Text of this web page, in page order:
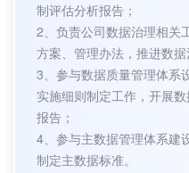
制评估分析报告；
2、负责公司数据治理相关
方案、管理办法，推进数据
3、参与数据质量管理体系
实施细则制定工作，开展
报告；
4、参与主数据管理体系建
制定主数据标准。